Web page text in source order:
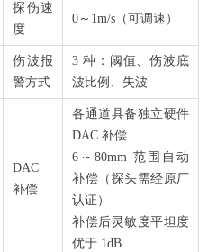
探伤速
度
0～1m/s（可调速）
伤波报
警方式
3 种：阈值、伤波底
波比例、失波
DAC
补偿
各通道具备独立硬件
DAC 补偿
6～80mm 范围自动
补偿（探头需经原厂
认证）
补偿后灵敏度平坦度
优于 1dB